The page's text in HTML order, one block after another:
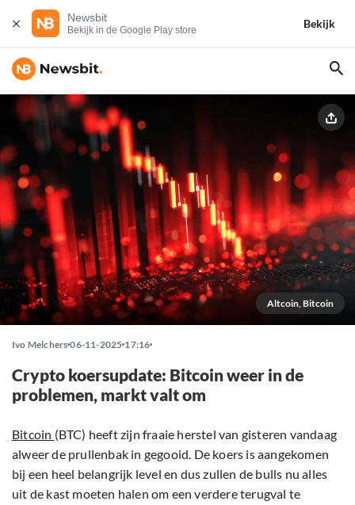
Newsbit
Bekijk in de Google Play store
Bekijk
Altcoin, Bitcoin
Ivo Melchers 06-11-2025 17:16
Crypto koersupdate: Bitcoin weer in de
problemen, markt valt om
Bitcoin (BTC) heeft zijn fraaie herstel van gisteren vandaag
alweer de prullenbak in gegooid. De koers is aangekomen
bij een heel belangrijk level en dus zullen de bulls nu alles
uit de kast moeten halen om een verdere terugval te